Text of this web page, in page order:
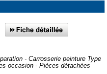
- Carrosserie peinture Type
occasion - Pièces détachées